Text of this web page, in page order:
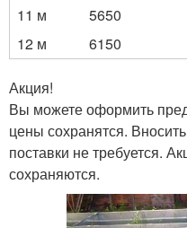
11 м
5650
12 м
6150
Акция!
Вы можете оформить
цены сохранятся.
поставки не требуется.
сохраняются.